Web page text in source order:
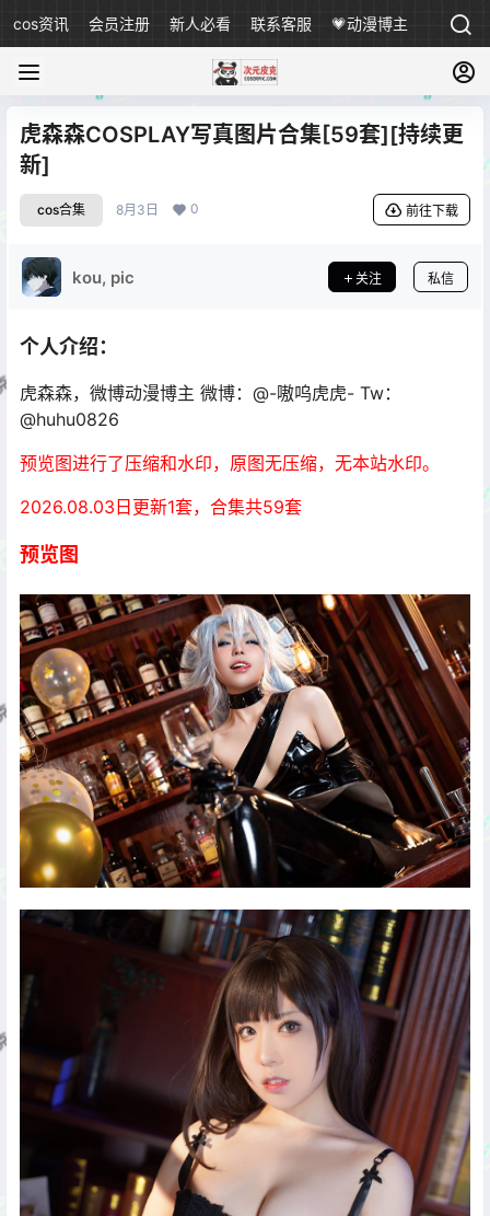
cos资讯 会员注册 新人必看 联系客服 💗动漫博主
虎森森COSPLAY写真图片合集[59套][持续更
新]
cos合集 8月3日 0 前往下载
kou, pic 关注 私信
个人介绍：
虎森森，微博动漫博主 微博：@-嗷呜虎虎- Tw：
@huhu0826
预览图进行了压缩和水印，原图无压缩，无本站水印。
2026.08.03日更新1套，合集共59套
预览图